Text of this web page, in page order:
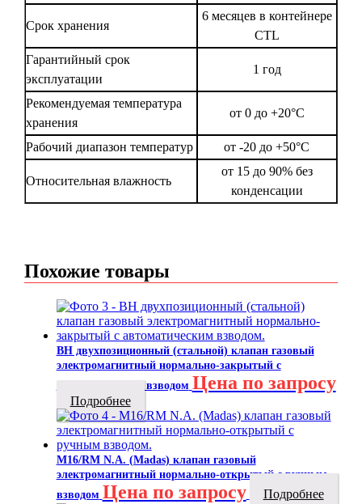
Срок хранения
6 месяцев в контейнере
CTL
Гарантийный срок
эксплуатации
1 год
Рекомендуемая температура
хранения
от 0 до +20°С
Рабочий диапазон температур от -20 до +50°С
Относительная влажность
от 15 до 90% без
конденсации
Похожие товары
ВН двухпозиционный (стальной) клапан газовый
электромагнитный нормально-закрытый с
автоматическим взводом Цена по запросу
Подробнее
M16/RM N.A. (Madas) клапан газовый
электромагнитный нормально-открытый с ручным
взводом Цена по запросу Подробнее